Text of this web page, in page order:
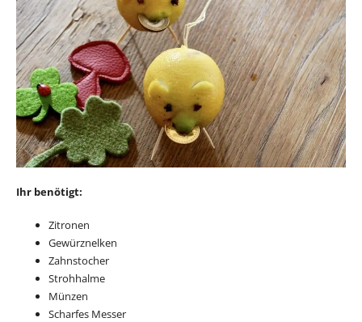
Ihr benötigt:
Zitronen
Gewürznelken
Zahnstocher
Strohhalme
Münzen
Scharfes Messer